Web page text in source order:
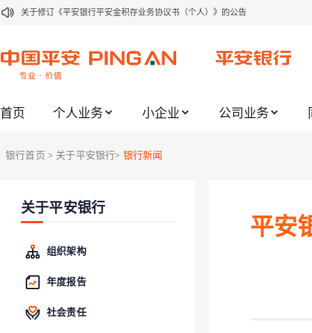
关于修订《平安银行平安金积存业务协议书（个人）》的公告
关于2021年劳动节期间代理贵金属业务风险提示的通知
关于加强代理贵金属业务风险防范的提示
关于进一步加强代理贵金属业务风险防范的提示
关于平安银行电子版信用卡更名为平安银行数字信用卡的公告
首页 个人业务 小企业 公司业务
银行首页 > 关于平安银行> 银行新闻
关于平安银行
组织架构
年度报告
社会责任
平安